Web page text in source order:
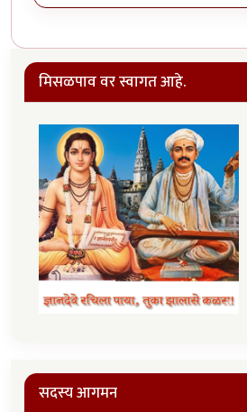
मिसळपाव वर स्वागत आहे.
सदस्य आगमन